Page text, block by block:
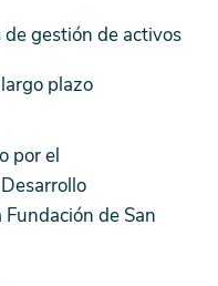
gestión de activos
plazo
por el
de San